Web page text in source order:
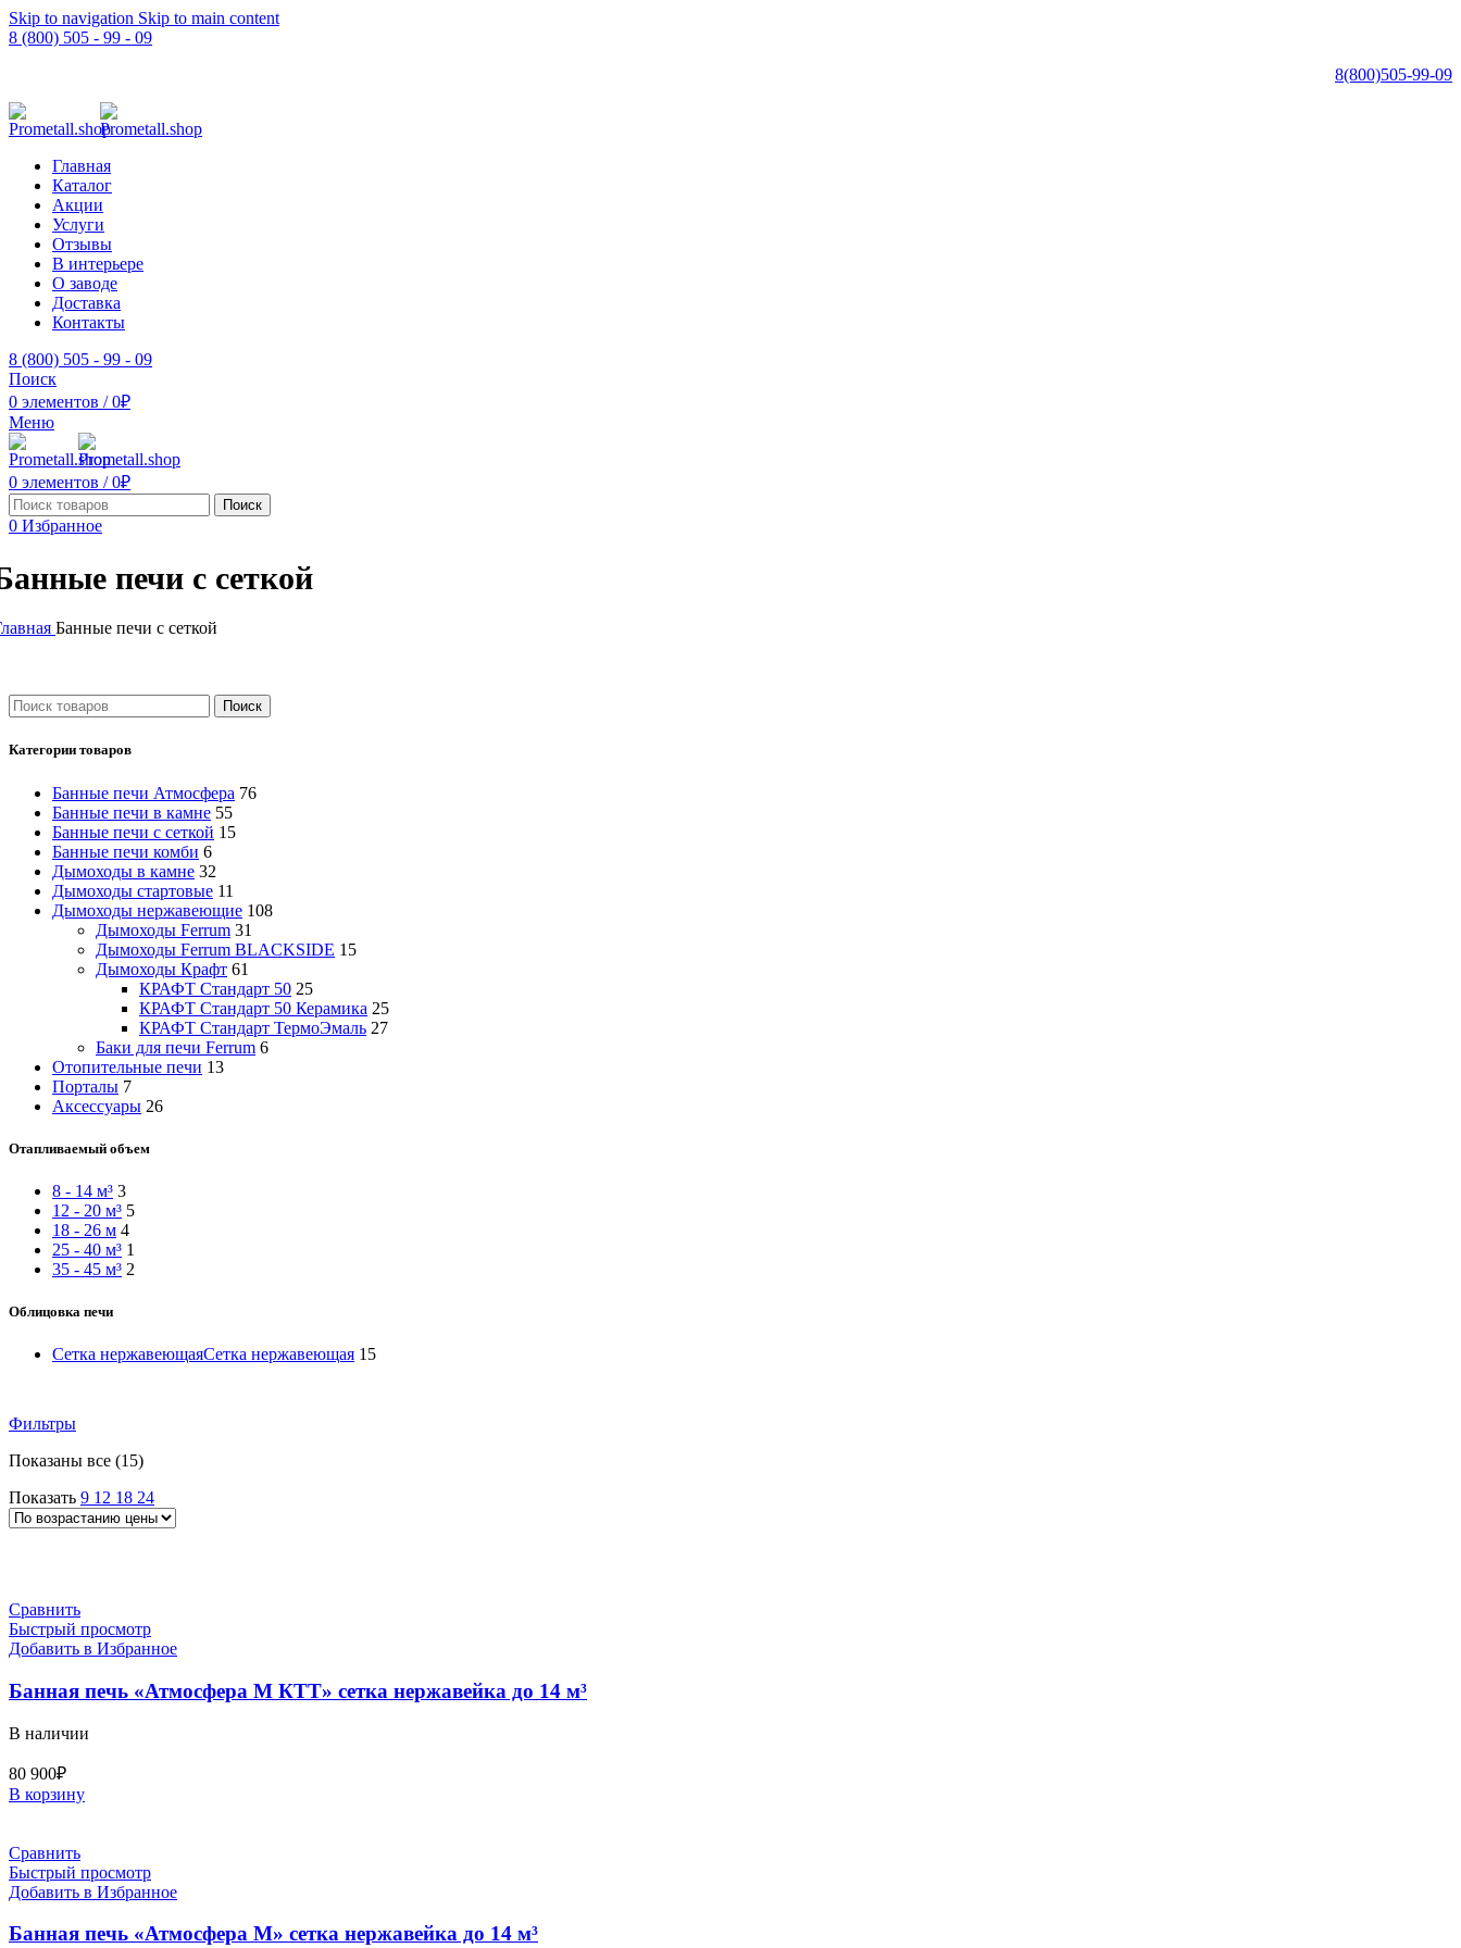
Skip to navigation Skip to main content
8 (800) 505 - 99 - 09
8(800)505-99-09
Главная
Каталог
Акции
Услуги
Отзывы
В интерьере
О заводе
Доставка
Контакты
8 (800) 505 - 99 - 09
Поиск
0 элементов / 0₽
Меню
0 элементов / 0₽
Поиск
0 Избранное
печи с сеткой
Банные печи с сеткой
Поиск
Категории товаров
Банные печи Атмосфера 76
Банные печи в камне 55
Банные печи с сеткой 15
Банные печи комби 6
Дымоходы в камне 32
Дымоходы стартовые 11
Дымоходы нержавеющие 108
Дымоходы Ferrum 31
Дымоходы Ferrum BLACKSIDE 15
Дымоходы Крафт 61
КРАФТ Стандарт 50 25
КРАФТ Стандарт 50 Керамика 25
КРАФТ Стандарт ТермоЭмаль 27
Баки для печи Ferrum 6
Отопительные печи 13
Порталы 7
Аксессуары 26
Отапливаемый объем
8 - 14 м³ 3
12 - 20 м³ 5
18 - 26 м 4
25 - 40 м³ 1
35 - 45 м³ 2
Облицовка печи
Сетка нержавеющаяСетка нержавеющая 15
Фильтры
Показаны все (15)Цены:
возрастанию
Показать 9 12 18 24
Сравнить
Быстрый просмотр
Добавить в Избранное
Банная печь «Атмосфера М КТТ» сетка нержавейка до 14 м³
В наличии
80 900₽
В корзину
Сравнить
Быстрый просмотр
Добавить в Избранное
Банная печь «Атмосфера М» сетка нержавейка до 14 м³